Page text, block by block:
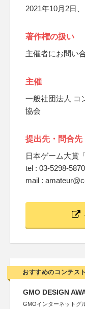
2021年10月2日
著作権の扱い
主催者にお問い
主催
一般社団法人 コ
協会
提出先・問合先
日本ゲーム大賞
tel : 03-5298-5870
mail :
おすすめのコンテスト
GMO DESIGN
GMOインターネットグ